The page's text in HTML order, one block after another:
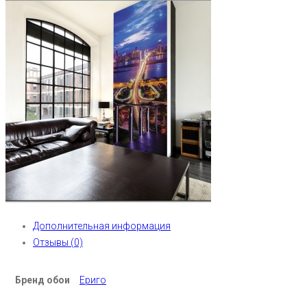
Дополнительная информация
Отзывы (0)
Бренд обои Ериго